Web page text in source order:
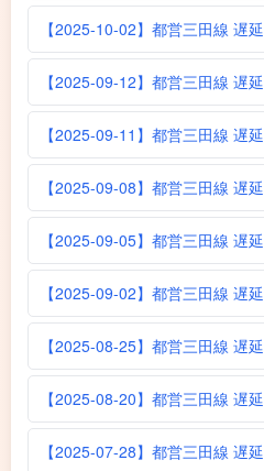
【2025-10-02】都営三田線 遅延
【2025-09-12】都営三田線 遅延
【2025-09-11】都営三田線 遅延
【2025-09-08】都営三田線 遅延
【2025-09-05】都営三田線 遅延
【2025-09-02】都営三田線 遅延
【2025-08-25】都営三田線 遅延
【2025-08-20】都営三田線 遅延
【2025-07-28】都営三田線 遅延